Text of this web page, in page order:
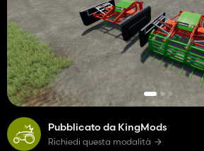
Pubblicato da KingMods
Richiedi questa modalità